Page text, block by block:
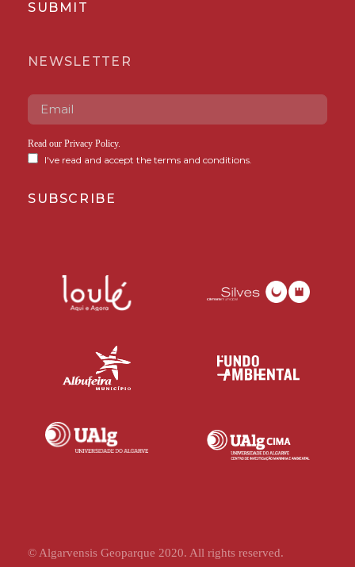
SUBMIT
NEWSLETTER
Read our Privacy Policy.
I've read and accept the terms and conditions.
© Algarvensis Geoparque 2020. All rights reserved.